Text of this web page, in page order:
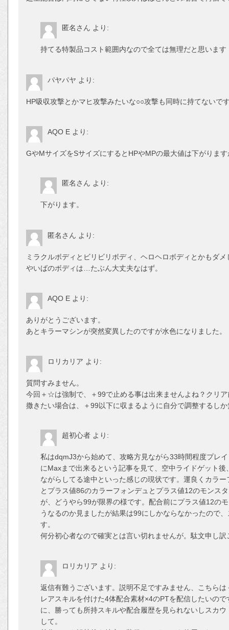
匿名さん より:
持てる特製品コスト範囲内なので全ては無理だと思います
パヤパヤ より:
HP吸収攻撃とかマヒ攻撃みたいな○○攻撃も同時に持てないで
AQO E より:
GやMサイズをSサイズにするとHPやMPの最大値は下がります
匿名さん より:
下がります。
匿名さん より:
ミラクルボディとビリビリボディ、ヘロヘロボディとかもダ
やいばのボディは…たぶん大丈夫なはず。
AQO E より:
ありがとうございます。
あとキラーマシンが突然変異したのですが水色になりました。
ロリカリア より:
質問すみません。
今回＋☆は強制で、＋99で止める事は出来ませんよね？クリ
撒きたい場合は、＋99以下に収まるように自分で調整するし
超初心者 より:
私はdqmJ3から始めて、攻略方見ながら33時間程度プレ
にMaxまで出来るという記事を見て、空中ライドゲット
ながらしてる途中といった感じの現状です。運良くカラ
とプラス値86のカラーフォンデュとプラス値12のモンス
が、どうやら99が限界の様です。配合前にプラス値12の
うなるのか見ましたが結果は99にしかならなかったので
す。
何分初心者なので確実とは言い切れませんが。駄文申し
ロリカリア より:
返信有難うございます。説明不足ですみません、こちら
レアスキルを付けた4体配合素材×4のPTを配信したいの
に、勝っても所持スキルや配合履歴を見られないしスカ
して。